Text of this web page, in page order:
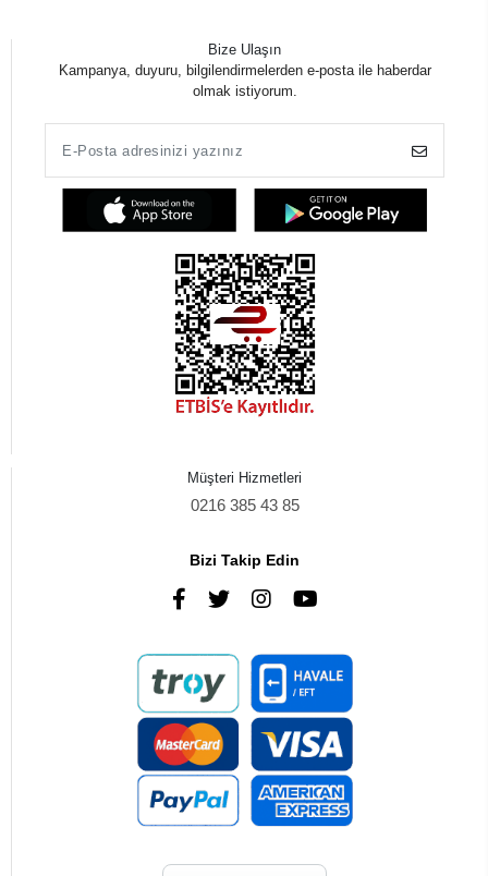
Bize Ulaşın
Kampanya, duyuru, bilgilendirmelerden e-posta ile haberdar
olmak istiyorum.
Müşteri Hizmetleri
0216 385 43 85
Bizi Takip Edin